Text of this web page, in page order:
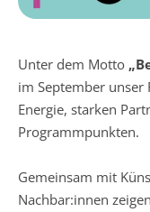
Unter dem Motto
im September unser
Energie, starken
Programmpunkten.
Gemeinsam mit
Nachbar:innen